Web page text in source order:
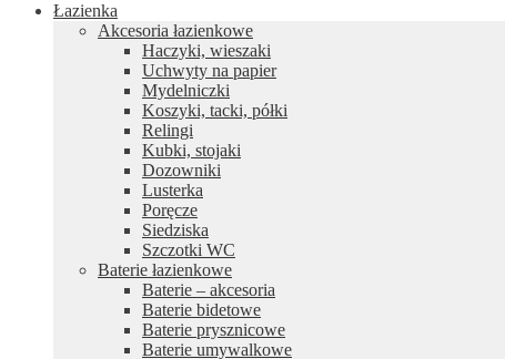
Łazienka
Akcesoria łazienkowe
Haczyki, wieszaki
Uchwyty na papier
Mydelniczki
Koszyki, tacki, półki
Relingi
Kubki, stojaki
Dozowniki
Lusterka
Poręcze
Siedziska
Szczotki WC
Baterie łazienkowe
Baterie – akcesoria
Baterie bidetowe
Baterie prysznicowe
Baterie umywalkowe